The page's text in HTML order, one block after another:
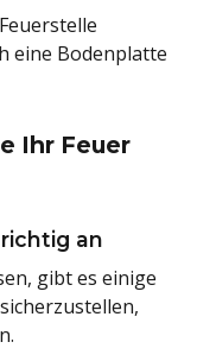
eine Bodenplatte
Ihr Feuer
an
gibt es einige